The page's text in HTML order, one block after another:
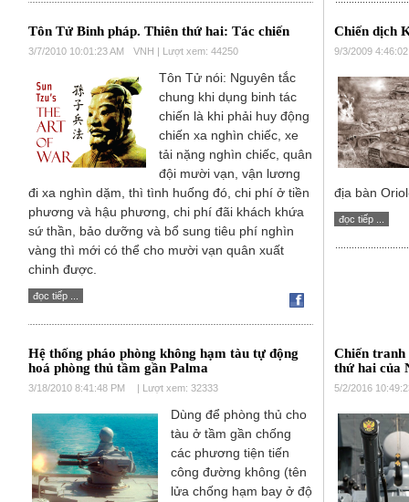
Tôn Tử Binh pháp. Thiên thứ hai: Tác chiến
3/7/2010 10:01:23 AM VNH | Lượt xem: 44250
Tôn Tử nói: Nguyên tắc
chung khi dụng binh tác
chiến là khi phải huy động
chiến xa nghìn chiếc, xe
tải nặng nghìn chiếc, quân
đội mười vạn, vận lương
đi xa nghìn dặm, thì tình huống đó, chi phí ở tiền
phương và hậu phương, chi phí đãi khách khứa
sứ thần, bảo dưỡng và bổ sung tiêu phí nghìn
vàng thì mới có thể cho mười vạn quân xuất
chinh được.
đọc tiếp ...
Chiến dịch
9/3/2009
địa bàn
đọc tiếp ...
Hệ thống pháo phòng không hạm tàu tự động
hoá phòng thủ tầm gần Palma
3/18/2010 8:41:48 PM | Lượt xem: 32333
Dùng để phòng thủ cho
tàu ở tầm gần chống
các phương tiện tiến
công đường không (tên
lửa chống hạm bay ở độ
Chiến tranh
thứ hai của
5/2/2016